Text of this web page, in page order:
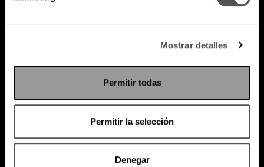
Mostrar detalles
Permitir todas
Permitir la selección
Denegar
Política de Privacidad
PODCAST RADIO MARTHA EVENTOS
SACA TU ID